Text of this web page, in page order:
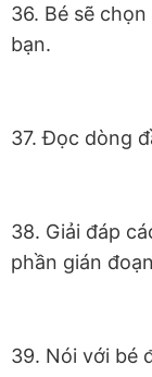
36. Bé sẽ
bạn.
37. Đọc dòng
38. Giải đáp
phần gián
39. Nói với bé